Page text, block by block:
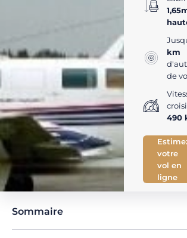
km
de
490
votre
vol en
ligne
Sommaire